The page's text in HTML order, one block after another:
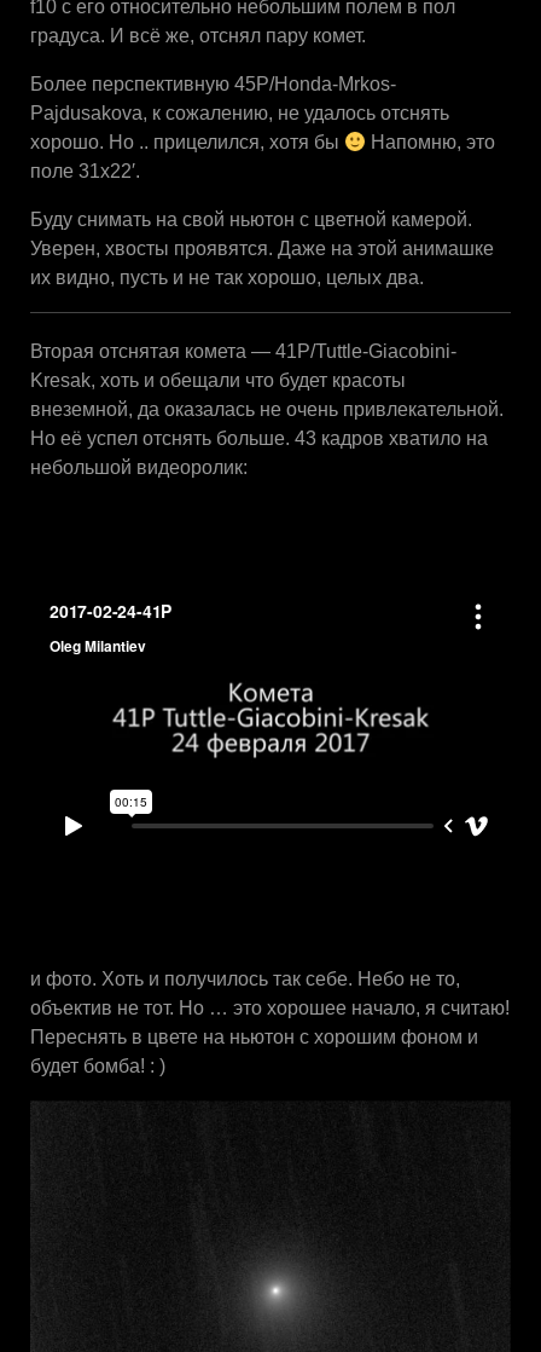
f10 с его относительно небольшим полем в пол
градуса. И всё же, отснял пару комет.
Более перспективную 45P/Honda-Mrkos-
Pajdusakova, к сожалению, не удалось отснять
хорошо. Но .. прицелился, хотя бы
Напомню, это
поле 31х22′.
Буду снимать на свой ньютон с цветной камерой.
Уверен, хвосты проявятся. Даже на этой анимашке
их видно, пусть и не так хорошо, целых два.
Вторая отснятая комета — 41P/Tuttle-Giacobini-
Kresak, хоть и обещали что будет красоты
внеземной, да оказалась не очень привлекательной.
Но её успел отснять больше. 43 кадров хватило на
небольшой видеоролик:
и фото. Хоть и получилось так себе. Небо не то,
объектив не тот. Но … это хорошее начало, я считаю!
Переснять в цвете на ньютон с хорошим фоном и
будет бомба! : )